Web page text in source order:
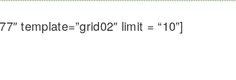
template=”grid02″ limit = “10”]